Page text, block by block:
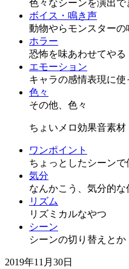
色々なシーンを演出で
ボイス・鳴き声
動物やらモンスターの
ホラー
恐怖を味あわせてやる
エモーション
キャラの感情表現に使
色々
その他、色々
ちょいメロ効果音素材
ワンポイント
ちょっとしたシーン
気分
なんかこう、気分的な
リズム
リズミカルなやつ
シーン
シーンの切り替えとか
2019年11月30日